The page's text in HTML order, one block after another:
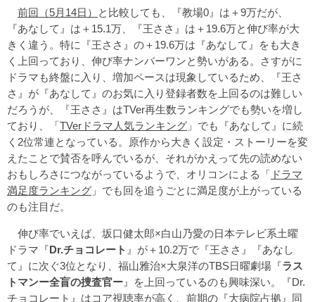
前回（5月14日）
と比較しても、『教場0』は＋9万だが、
『あなして』は＋15.1万、『王ささ』は＋19.6万と伸び率が大
きく違う。特に『王ささ』の＋19.6万は『あなして』をも大き
く上回っており、伸び率ナンバーワンと勢いがある。さすがに
ドラマも終盤に入り、増加ペースは現象しているため、『王さ
さ』が『あなして』のお気に入り登録者数を上回るのは難しい
だろうが、『王ささ』はTVer再生数ランキングでも勢いを増し
ており、「TVerドラマ人気ランキング 」でも『あなして』に続
く2位常連となっている。原作から大きく設定・ストーリーを変
えたことで賛否を呼んでいるが、それがかえって先の読めない
おもしろさにつながっているようで、オリコンによる「 ドラマ
満足度ランキング 」でも回を追うごとに満足度が上がっている
のも注目だ。
伸び率でいえば、坂口健太郎×白山乃愛の日本テレビ系土曜
ドラマ『Dr.チョコレート 』が＋10.2万で『王ささ』『あなし
て』に次ぐ3位となり、福山雅治×大泉洋のTBS日曜劇場『ラス
トマンー全盲の捜査官ー 』を上回っているのも興味深い。『Dr.
チョコレート』はコア視聴率が高く、前期の『大病院占拠』同